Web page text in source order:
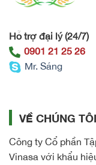
Hỗ trợ đại lý (24/7)
0901 21 25 26
Mr. Sáng
VỀ CHÚNG TÔI
Công ty Cổ phần
Vinasa với khẩu